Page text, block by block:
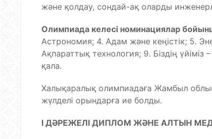
және қолдау, сондай-ақ оларды
Олимпиада келесі номинациялар
Астрономия; 4. Адам және кеңістік; 5.
Ақпараттық технология; 9. Біздің
қала.
Халықаралық олимпиадаға Жамбыл
жүлделі орындарға ие болды.
I ДӘРЕЖЕЛІ ДИПЛОМ ЖӘНЕ АЛТЫН